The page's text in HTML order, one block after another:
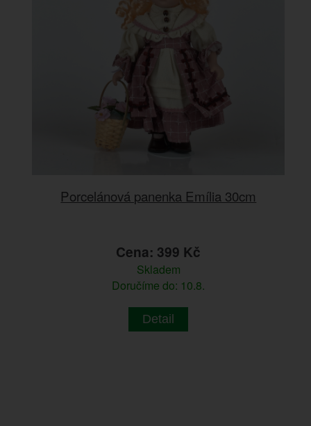
Porcelánová panenka Emília 30cm
Cena: 399 Kč
Skladem
Doručíme do: 10.8.
Detail